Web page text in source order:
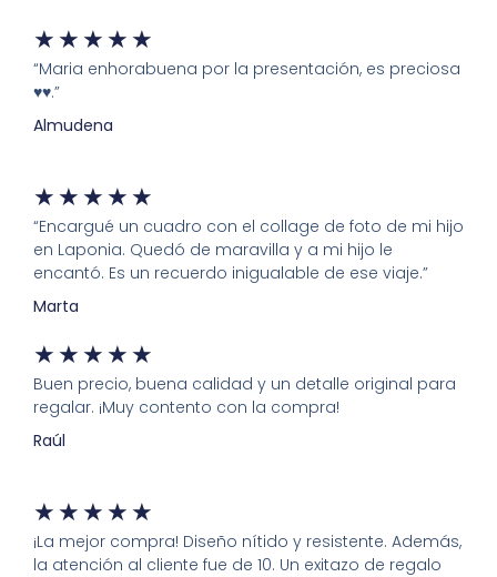
★ ★ ★ ★ ★
“Maria enhorabuena por la presentación, es preciosa
♥️♥️.”
Almudena
★ ★ ★ ★ ★
“Encargué un cuadro con el collage de foto de mi hijo
en Laponia. Quedó de maravilla y a mi hijo le
encantó. Es un recuerdo inigualable de ese viaje.”
Marta
★ ★ ★ ★ ★
Buen precio, buena calidad y un detalle original para
regalar. ¡Muy contento con la compra!
Raúl
★ ★ ★ ★ ★
¡La mejor compra! Diseño nítido y resistente. Además,
la atención al cliente fue de 10. Un exitazo de regalo